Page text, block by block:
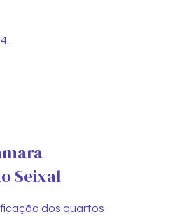
Seixal
dos quartos